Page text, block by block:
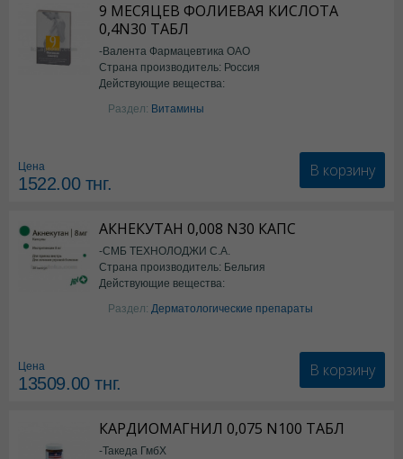
9 МЕСЯЦЕВ ФОЛИЕВАЯ КИСЛОТА
0,4N30 ТАБЛ
-Валента Фармацевтика ОАО
Страна производитель: Россия
Действующие вещества:
фолиевая кислота
Раздел: Витамины
Цена
1522.00тнг.
В корзину
АКНЕКУТАН 0,008 N30 КАПС
-СМБ ТЕХНОЛОДЖИ С.А.
Страна производитель: Бельгия
Действующие вещества:
Изотретиноин
Раздел: Дерматологические препараты
Цена
13509.00тнг.
В корзину
КАРДИОМАГНИЛ 0,075 N100 ТАБЛ
-Такеда ГмбХ